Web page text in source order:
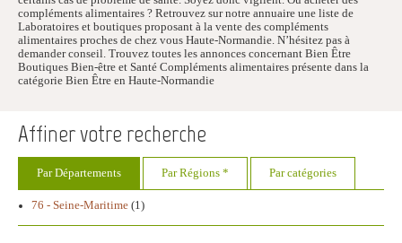
compléments alimentaires ? Retrouvez sur notre annuaire une liste de
Laboratoires et boutiques proposant à la vente des compléments
alimentaires proches de chez vous Haute-Normandie. N’hésitez pas à
demander conseil. Trouvez toutes les annonces concernant Bien Être
Boutiques Bien-être et Santé Compléments alimentaires présente dans la
catégorie Bien Être en Haute-Normandie
Affiner votre recherche
Par Départements Par Régions * Par catégories
76 - Seine-Maritime (1)